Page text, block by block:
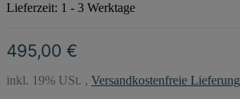
Lieferzeit: 1 - 3 Werktage
495,00 €
inkl. 19% USt. , Versandkostenfreie Lieferung